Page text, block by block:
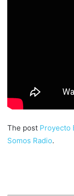
The post Proyecto
Somos Radio.